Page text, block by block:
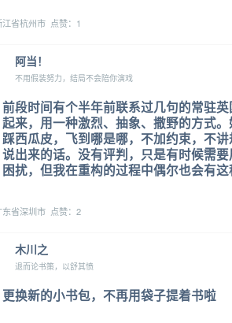
省杭州市 点赞：1
阿当！
不用假装努力，结局不会陪你演戏
前段时间有个半年前联系过几句的常驻
起来，用一种激烈、抽象、撒野的方式
踩西瓜皮，飞到哪是哪，不加约束，不
说出来的话。没有评判，只是有时候需
困扰，但我在重构的过程中偶尔也会有
省深圳市 点赞：2
木川之
退而论书策，以舒其愤
更换新的小书包，不再用袋子提着书啦